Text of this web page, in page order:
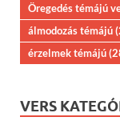
Öregedés témájú
álmodozás témájú
érzelmek témájú
VERS